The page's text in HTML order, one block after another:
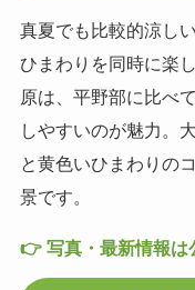
真夏でも比較的涼しい
ひまわりを同時に楽
原は、平野部に比べ
しやすいのが魅力。
と黄色いひまわりの
景です。
👉 写真・最新情報は